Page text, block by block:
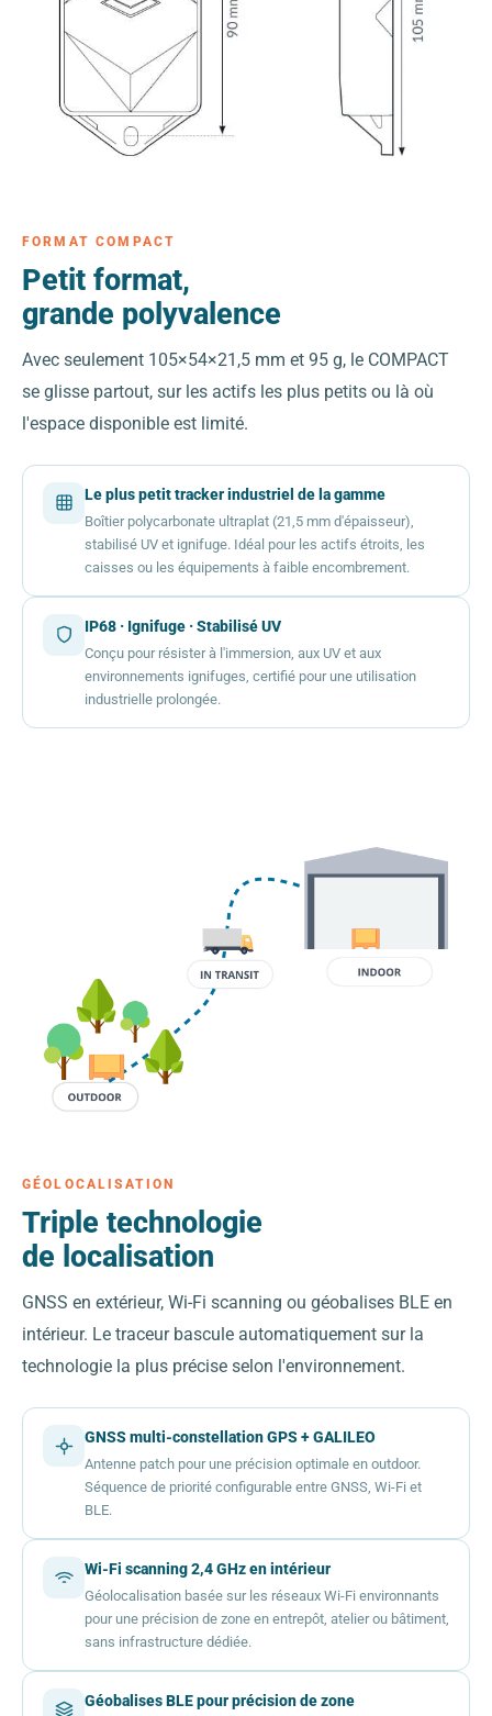
FORMAT COMPACT
Petit format,
grande polyvalence
Avec seulement 105×54×21,5 mm et 95 g, le COMPACT
se glisse partout, sur les actifs les plus petits ou là où
l'espace disponible est limité.
Le plus petit tracker industriel de la gamme
Boîtier polycarbonate ultraplat (21,5 mm d'épaisseur),
stabilisé UV et ignifuge. Idéal pour les actifs étroits, les
caisses ou les équipements à faible encombrement.
IP68 · Ignifuge · Stabilisé UV
Conçu pour résister à l'immersion, aux UV et aux
environnements ignifuges, certifié pour une utilisation
industrielle prolongée.
GÉOLOCALISATION
Triple technologie
de localisation
GNSS en extérieur, Wi-Fi scanning ou géobalises BLE en
intérieur. Le traceur bascule automatiquement sur la
technologie la plus précise selon l'environnement.
GNSS multi-constellation GPS + GALILEO
Antenne patch pour une précision optimale en outdoor.
Séquence de priorité configurable entre GNSS, Wi-Fi et
BLE.
Wi-Fi scanning 2,4 GHz en intérieur
Géolocalisation basée sur les réseaux Wi-Fi environnants
pour une précision de zone en entrepôt, atelier ou bâtiment,
sans infrastructure dédiée.
Géobalises BLE pour précision de zone